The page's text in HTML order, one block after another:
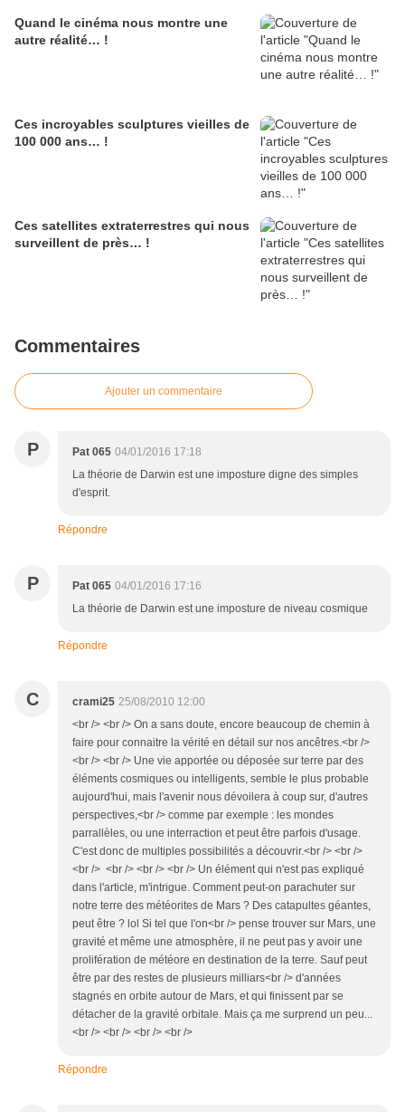
Quand le cinéma nous montre une
autre réalité… !
Ces incroyables sculptures vieilles de
100 000 ans… !
Ces satellites extraterrestres qui nous
surveillent de près… !
Commentaires
Ajouter un commentaire
P Pat 065 04/01/2016 17:18
La théorie de Darwin est une imposture digne des simples
d'esprit.
Répondre
P Pat 065 04/01/2016 17:16
La théorie de Darwin est une imposture de niveau cosmique
Répondre
C crami25 25/08/2010 12:00
<br /> <br /> On a sans doute, encore beaucoup de chemin à
faire pour connaitre la vérité en détail sur nos ancêtres.<br />
<br /> <br /> Une vie apportée ou déposée sur terre par des
éléments cosmiques ou intelligents, semble le plus probable
aujourd'hui, mais l'avenir nous dévoilera à coup sur, d'autres
perspectives,<br /> comme par exemple : les mondes
parrallèles, ou une interraction et peut être parfois d'usage.
C'est donc de multiples possibilités a découvrir.<br /> <br />
<br /> <br /> <br /> <br /> Un élément qui n'est pas expliqué
dans l'article, m'intrigue. Comment peut-on parachuter sur
notre terre des météorites de Mars ? Des catapultes géantes,
peut être ? lol Si tel que l'on<br /> pense trouver sur Mars, une
gravité et même une atmosphère, il ne peut pas y avoir une
prolifération de météore en destination de la terre. Sauf peut
être par des restes de plusieurs milliars<br /> d'années
stagnés en orbite autour de Mars, et qui finissent par se
détacher de la gravité orbitale. Mais ça me surprend un peu...
<br /> <br /> <br /> <br />
Répondre